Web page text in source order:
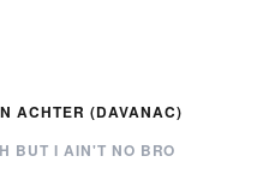
ACHTER (DAVANAC)
BUT I AIN'T NO BRO